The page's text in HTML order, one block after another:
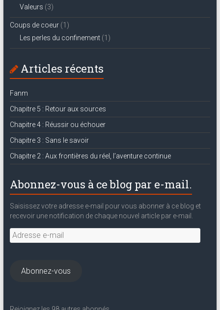
Valeurs (3)
Coups de coeur(1)
Les perles du confinement(1)
Articles récents
Fanm
Chapitre 5 : Retour aux sources
Chapitre 4 : Réussir ou échouer
Chapitre 3 : Sans le savoir
Chapitre 2 : Aux frontières du réel, l’aventure continue
Abonnez-vous à ce blog par e-mail.
Saisissez votre adresse e-mail pour vous abonner à ce blog et
recevoir une notification de chaque nouvel article par e-mail.
Adresse
e-
Abonnez-vous